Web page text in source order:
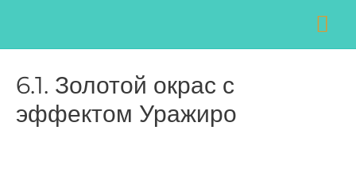
6.1. Золотой окрас с
эффектом Уражиро